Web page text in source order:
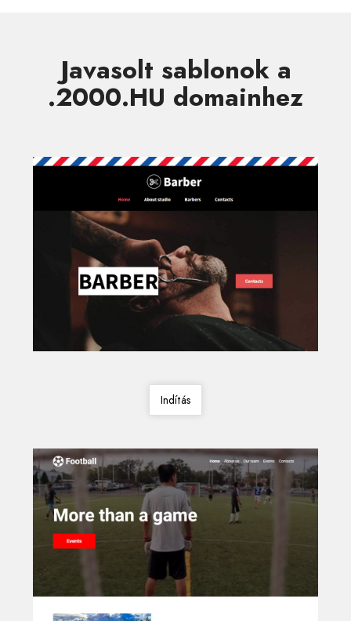
Javasolt sablonok a
.2000.HU domainhez
Indítás